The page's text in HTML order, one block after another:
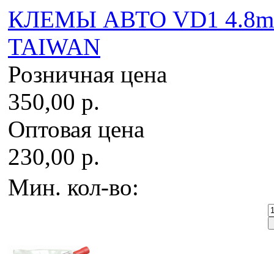
КЛЕМЫ АВТО VD1
TAIWAN
Розничная цена
350,00 р.
Оптовая цена
230,00 р.
Мин. кол-во: